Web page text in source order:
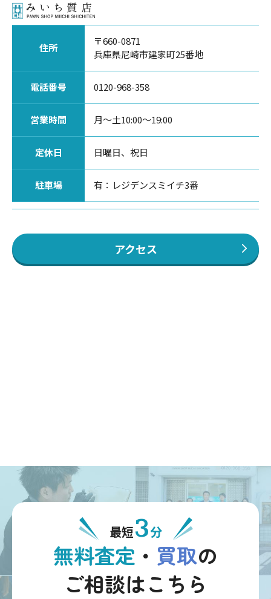
住所
〒660-0871
兵庫県尼崎市建家町25番地
電話番号 0120-968-358
営業時間 月〜土10:00〜19:00
定休日 日曜日、祝日
駐車場 有：レジデンスミイチ3番
アクセス
最短3分
無料査定 ・ 買取の
ご相談はこちら